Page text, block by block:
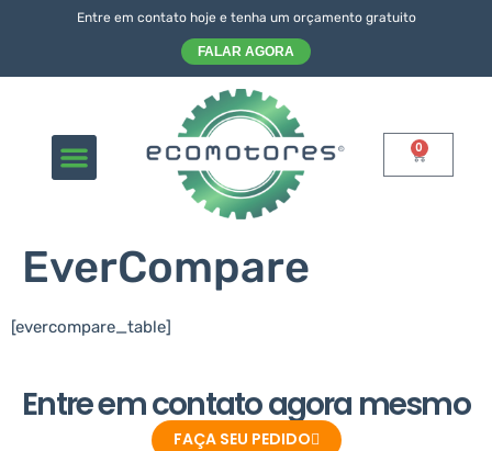
Entre em contato hoje e tenha um orçamento gratuito
FALAR AGORA
0
EverCompare
[evercompare_table]
Entre em contato agora mesmo
FAÇA SEU PEDIDO